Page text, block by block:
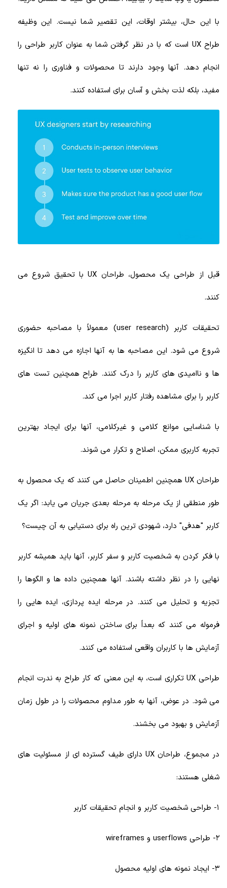
با این حال، بیشتر اوقات، این تقصیر شما نیست. این وظیفه
طراح UX است که با در نظر گرفتن شما به عنوان کاربر طراحی را
انجام دهد. آنها وجود دارند تا محصولات و فناوری را نه تنها
مفید، بلکه لذت بخش و آسان برای استفاده کنند.
قبل از طراحی یک محصول، طراحان UX با تحقیق شروع می
کنند.
تحقیقات کاربر (user research) معمولاً با مصاحبه حضوری
شروع می شود. این مصاحبه ها به آنها اجازه می دهد تا انگیزه
ها و ناامیدی های کاربر را درک کنند. طراح همچنین تست های
کاربر را برای مشاهده رفتار کاربر اجرا می کند.
با شناسایی موانع کلامی و غیرکلامی، آنها برای ایجاد بهترین
تجربه کاربری ممکن، اصلاح و تکرار می شوند.
طراحان UX همچنین اطمینان حاصل می کنند که یک محصول به
طور منطقی از یک مرحله به مرحله بعدی جریان می یابد: اگر یک
کاربر "هدفی" دارد، شهودی ترین راه برای دستیابی به آن چیست؟
با فکر کردن به شخصیت کاربر و سفر کاربر، آنها باید همیشه کاربر
نهایی را در نظر داشته باشند. آنها همچنین داده ها و الگوها را
تجزیه و تحلیل می کنند. در مرحله ایده پردازی، ایده هایی را
فرموله می کنند که بعداً برای ساختن نمونه های اولیه و اجرای
آزمایش ها با کاربران واقعی استفاده می کنند.
طراحی UX تکراری است، به این معنی که کار طراح به ندرت انجام
می شود. در عوض، آنها به طور مداوم محصولات را در طول زمان
آزمایش و بهبود می بخشند.
در مجموع، طراحان UX دارای طیف گسترده ای از مسئولیت های
شغلی هستند:
1- طراحی شخصیت کاربر و انجام تحقیقات کاربر
2- طراحی userflows و wireframes
3- ایجاد نمونه های اولیه محصول